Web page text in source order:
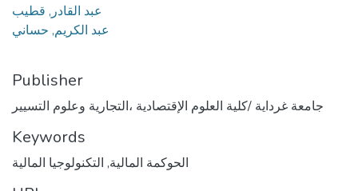
عبد القادر, قطيب
عبد الكريم, حساني
Publisher
جامعة غرداية /كلية العلوم الإقتصادية ،التجارية وعلوم التسيير
Keywords
الحوكمة المالية, التكنولوجيا المالية